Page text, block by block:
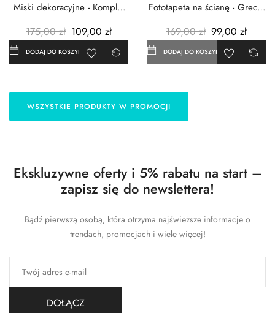
Miski dekoracyjne - Komplet
175,00 zł 109,00 zł
DODAJ DO KOSZYKA
Fototapeta na ścianę - Grecja
169,00 zł 99,00 zł
DODAJ DO KOSZYKA
WSZYSTKIE PRODUKTY W PROMOCJI
Ekskluzywne oferty i 5% rabatu na start –
zapisz się do newslettera!
Bądź pierwszą osobą, która otrzyma najświeższe informacje o
trendach, promocjach i wiele więcej!
DOŁĄCZ